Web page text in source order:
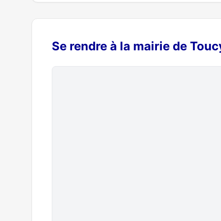
Se rendre à la mairie de